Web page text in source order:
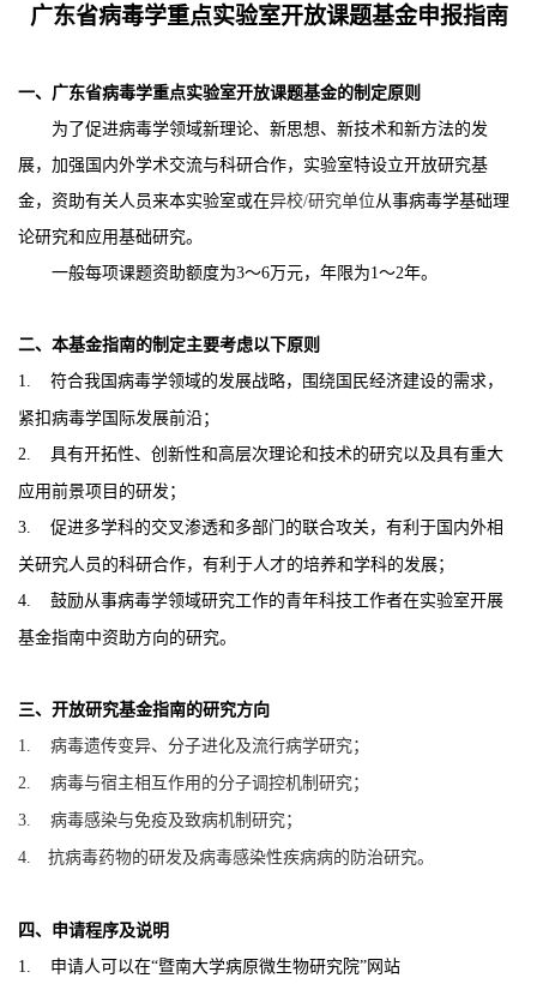
广东省病毒学重点实验室开放课题基金申报指南
一、 广东省病毒学重点实验室开放课题基金的制定原则
为了促进病毒学领域新理论、新思想、新技术和新方法的发
展，加强国内外学术交流与科研合作，实验室特设立开放研究基
金，资助有关人员来本实验室或在异校/研究单位从事病毒学基础理
论研究和应用基础研究。
一般每项课题资助额度为3～6万元，年限为1～2年。
二、本基金指南的制定主要考虑以下原则
1.
符合我国病毒学领域的发展战略，围绕国民经济建设的需求，
紧扣病毒学国际发展前沿；
2.
具有开拓性、创新性和高层次理论和技术的研究以及具有重大
应用前景项目的研发；
3.
促进多学科的交叉渗透和多部门的联合攻关，有利于国内外相
关研究人员的科研合作，有利于人才的培养和学科的发展；
4.
鼓励从事病毒学领域研究工作的青年科技工作者在实验室开展
基金指南中资助方向的研究。
三、开放研究基金指南的研究方向
1.
病毒遗传变异、 分子进化及流行病学研究；
2. 病毒与宿主相互作用的分子调控机制 研究；
3. 病毒感染与免疫及致病机制 研究；
4. 抗病毒药物的研发及病毒感染性疾病病的防治研究。
四、申请程序及说明
1.
申请人可以在“暨南大学病原微生物研究院”网站